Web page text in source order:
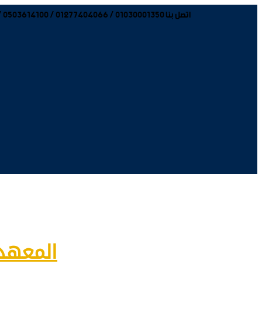
اتصل بنا 01030001350 / 01277404066 / 0503614100 / 0503614200 / 0503614300